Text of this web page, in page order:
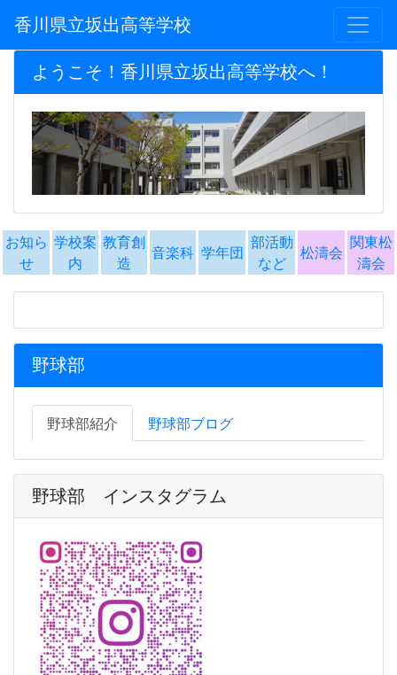
香川県立坂出高等学校
ようこそ！香川県立坂出高等学校へ！
お知ら
せ
学校案
内
教育創
造
音楽科 学年団
部活動
など
松濤会
関東松
濤会
野球部
野球部紹介 野球部ブログ
野球部 インスタグラム